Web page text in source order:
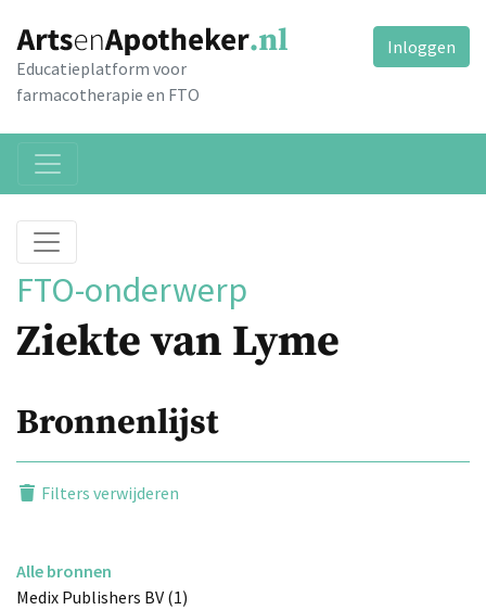
Educatieplatform voor
farmacotherapie en FTO
Inloggen
FTO-onderwerp
Ziekte van Lyme
Bronnenlijst
Filters verwijderen
Alle bronnen
Medix Publishers BV (1)